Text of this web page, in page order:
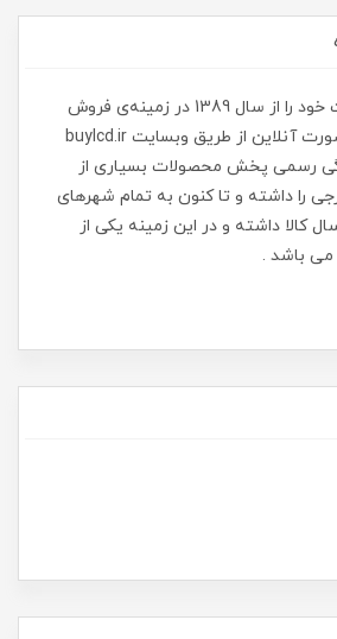
پارسا کامپیوتر فعالیت خود را از سال 1389 در زمینه‌ی فروش
قطعات کامپیوتر به صورت آنلاین از طریق وبسایت buylcd.ir
رسمی پخش محصولات بسیاری از
را داشته و تا کنون به تمام شهرهای
کالا داشته و در این زمینه یکی از
می باشد .